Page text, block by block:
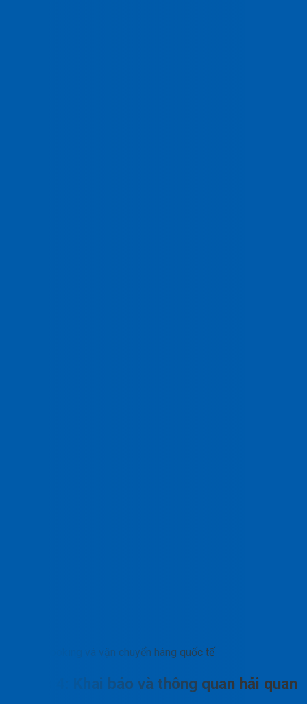
Booking và vận chuyển hàng quốc tế
Bước 4: Khai báo và thông quan hải quan